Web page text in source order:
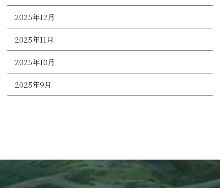
2025年12月
2025年11月
2025年10月
2025年9月